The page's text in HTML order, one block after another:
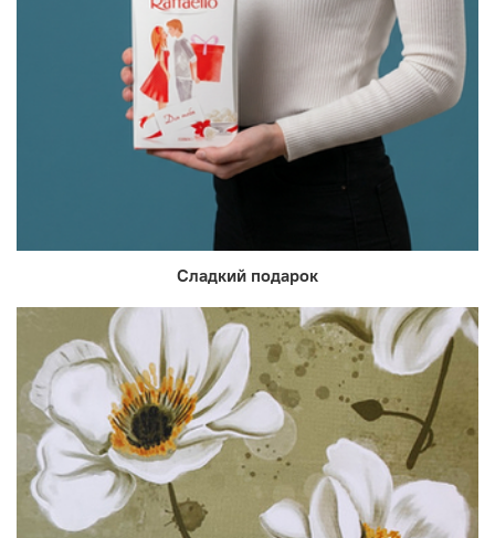
Сладкий подарок